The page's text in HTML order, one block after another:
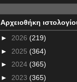
Αρχειοθήκη
► 2026 (219)
► 2025 (364)
► 2024 (365)
► 2023 (365)